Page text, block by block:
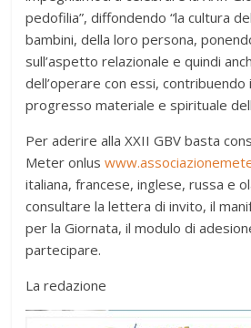
pedofilia”, diffondendo “la cultura
bambini, della loro persona,
sull’aspetto relazionale e quindi
dell’operare con essi, contribuendo
progresso materiale e spirituale
Per aderire alla XXII GBV basta
Meter onlus
italiana, francese, inglese, russa e
consultare la lettera di invito, il
per la Giornata, il modulo di
partecipare.
La redazione